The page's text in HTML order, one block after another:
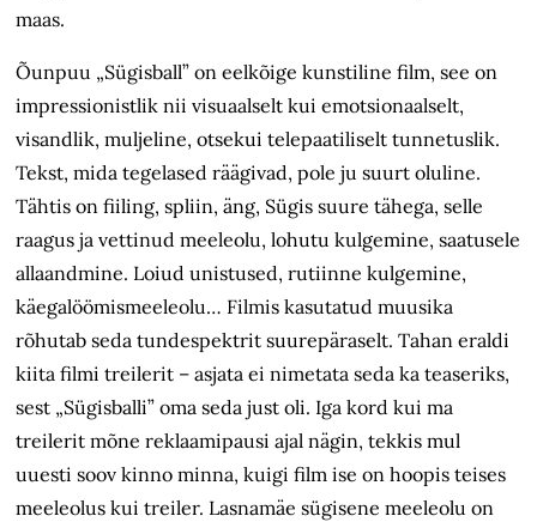
maas.
Õunpuu „Sügisball” on eelkõige kunstiline film, see on
impressionistlik nii visuaalselt kui emotsionaalselt,
visandlik, muljeline, otsekui telepaatiliselt tunnetuslik.
Tekst, mida tegelased räägivad, pole ju suurt oluline.
Tähtis on fiiling, spliin, äng, Sügis suure tähega, selle
raagus ja vettinud meeleolu, lohutu kulgemine, saatusele
allaandmine. Loiud unistused, rutiinne kulgemine,
käegalöömismeeleolu… Filmis kasutatud muusika
rõhutab seda tundespektrit suurepäraselt. Tahan eraldi
kiita filmi treilerit – asjata ei nimetata seda ka teaseriks,
sest „Sügisballi” oma seda just oli. Iga kord kui ma
treilerit mõne reklaamipausi ajal nägin, tekkis mul
uuesti soov kinno minna, kuigi film ise on hoopis teises
meeleolus kui treiler. Lasnamäe sügisene meeleolu on